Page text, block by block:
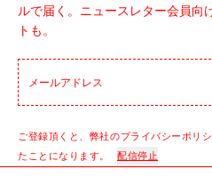
ルで届く。ニュースレター会員向
トも。
ご登録頂くと、弊社のプライバシーポリ
たことになります。
配信停止